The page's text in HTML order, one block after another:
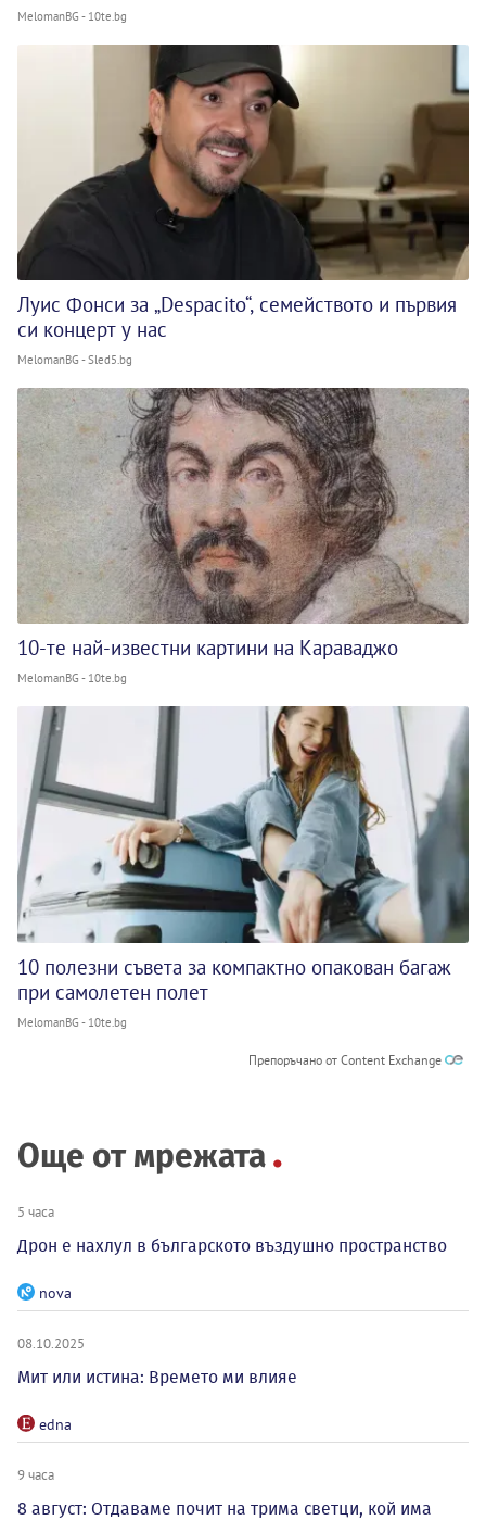
MelomanBG - 10te.bg
Луис Фонси за „Despacito“, семейството и първия
си концерт у нас
MelomanBG - Sled5.bg
10-те най-известни картини на Караваджо
MelomanBG - 10te.bg
10 полезни съвета за компактно опакован багаж
при самолетен полет
MelomanBG - 10te.bg
Препоръчано от Content Exchange
Още от мрежата
5 часа
Дрон е нахлул в българското въздушно пространство
nova
08.10.2025
Мит или истина: Времето ми влияе
edna
9 часа
8 август: Отдаваме почит на трима светци, кой има